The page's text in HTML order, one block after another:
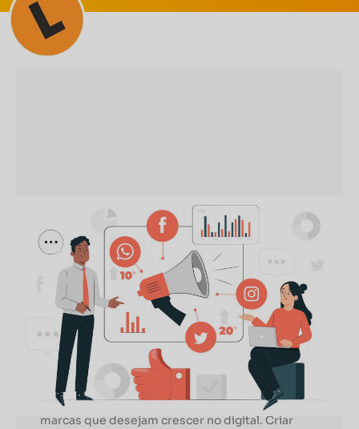
MARKETING ESTRATÉGICO
Marketing de Conteúdo – Como
Criar uma Estratégia que
Realmente Converte
O marketing de conteúdo deixou de ser uma
tendência e se tornou uma necessidade para
marcas que desejam crescer no digital. Criar